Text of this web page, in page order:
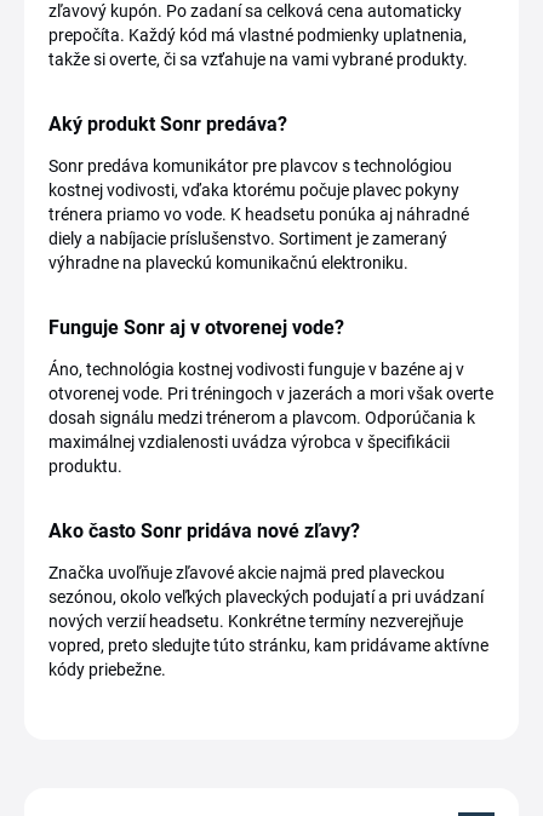
zľavový kupón. Po zadaní sa celková cena automaticky
prepočíta. Každý kód má vlastné podmienky uplatnenia,
takže si overte, či sa vzťahuje na vami vybrané produkty.
Aký produkt Sonr predáva?
Sonr predáva komunikátor pre plavcov s technológiou
kostnej vodivosti, vďaka ktorému počuje plavec pokyny
trénera priamo vo vode. K headsetu ponúka aj náhradné
diely a nabíjacie príslušenstvo. Sortiment je zameraný
výhradne na plaveckú komunikačnú elektroniku.
Funguje Sonr aj v otvorenej vode?
Áno, technológia kostnej vodivosti funguje v bazéne aj v
otvorenej vode. Pri tréningoch v jazerách a mori však overte
dosah signálu medzi trénerom a plavcom. Odporúčania k
maximálnej vzdialenosti uvádza výrobca v špecifikácii
produktu.
Ako často Sonr pridáva nové zľavy?
Značka uvoľňuje zľavové akcie najmä pred plaveckou
sezónou, okolo veľkých plaveckých podujatí a pri uvádzaní
nových verzií headsetu. Konkrétne termíny nezverejňuje
vopred, preto sledujte túto stránku, kam pridávame aktívne
kódy priebežne.